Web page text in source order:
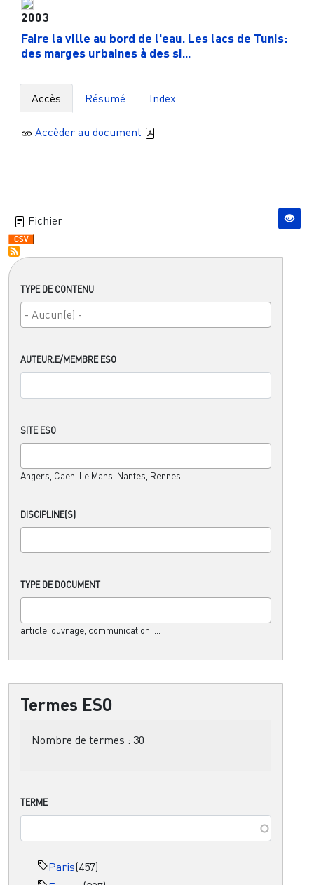
TYPE DE CONTENU
AUTEUR.E/MEMBRE ESO
SITE ESO
Angers, Caen, Le Mans, Nantes, Rennes
DISCIPLINE(S)
TYPE DE DOCUMENT
article, ouvrage, communication,....
Termes ESO
Nombre de termes : 30
TERME
Paris(457)
2003
Faire la ville au bord de l'eau. Les lacs de Tunis:
des marges urbaines à des si...
Accès Résumé Index
Accèder au document
Fichier